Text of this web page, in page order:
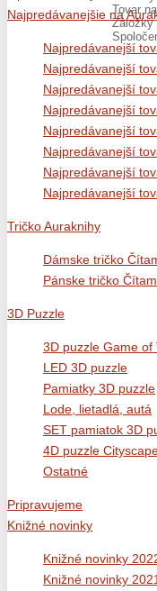
Tovar
Záložky
Najpredávanejšie na
Najpredávanejší
Najpredávanejší
Najpredávanejší
Najpredávanejší
Najpredávanejší
Najpredávanejší
Najpredávanejší
Najpredávanejší
Tričko Auraknihy
Dámske tričko
Pánske tričko
3D Puzzle
3D puzzle Game of
LED 3D puzzle
Pamiatky 3D puzzle
Lode, lietadlá, autá
SET pamiatok 3D
4D puzzle
Ostatné
Pripravujeme
Knižné novinky
Knižné novinky
Knižné novinky 2021